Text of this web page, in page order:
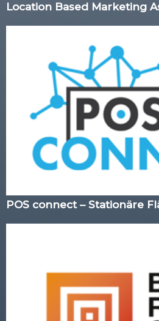
Location Based Marketing
POS connect – Stationäre